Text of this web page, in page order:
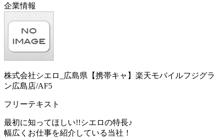
企業情報
株式会社シエロ_広島県【携帯キャ】楽天モバイルフジグラ
ン広島店/AF5
フリーテキスト
最初に知ってほしい!!シエロの特長♪
幅広くお仕事を紹介している当社！